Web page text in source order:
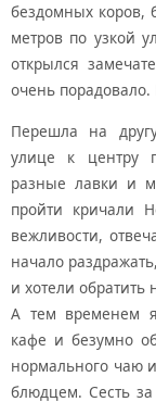
бездомных коров,
метров по узкой
открылся
очень порадовало.
Перешла на
улице к центру
разные лавки и
пройти кричали
вежливости,
начало
и хотели
А тем временем
кафе и безумно
нормального чаю
блюдцем. Сесть